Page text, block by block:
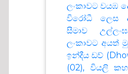
ලංකාවට වයඹ
විරෝධී ලෙස
සීමාව
ලංකාවට අයත්
ඉන්දීය ඩව්
(02), වියලි